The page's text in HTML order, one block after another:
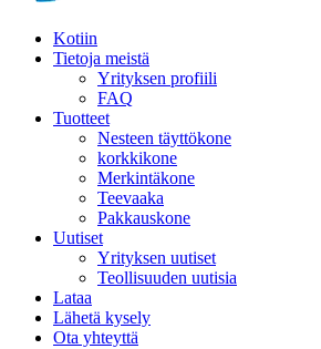
Kotiin
Tietoja meistä
Yrityksen profiili
FAQ
Tuotteet
Nesteen täyttökone
korkkikone
Merkintäkone
Teevaaka
Pakkauskone
Uutiset
Yrityksen uutiset
Teollisuuden uutisia
Lataa
Lähetä kysely
Ota yhteyttä